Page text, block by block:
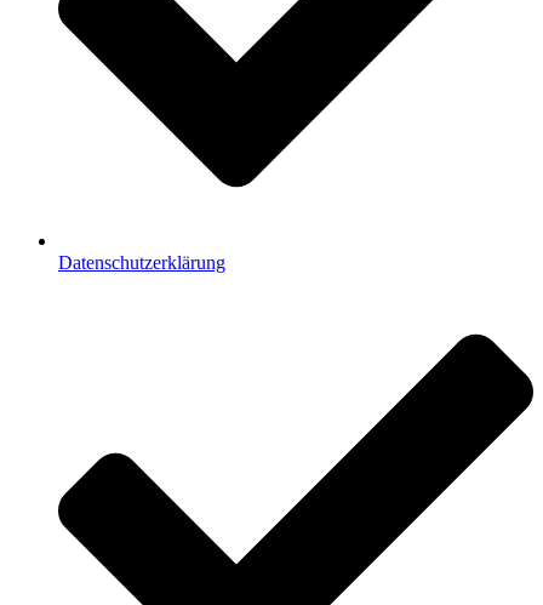
Datenschutzerklärung